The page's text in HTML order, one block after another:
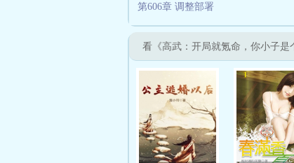
第606章 调整部署
看《高武：开局就氪命，你小子是